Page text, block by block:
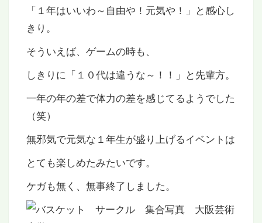
「１年はいいわ～自由や！元気や！」と感心し
きり。
そういえば、ゲームの時も、
しきりに「１０代は違うな～！！」と先輩方。
一年の年の差で体力の差を感じてるようでした
（笑）
無邪気で元気な１年生が盛り上げるイベントは
とても楽しめたみたいです。
ケガも無く、無事終了しました。